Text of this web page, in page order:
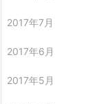
2017年7月
2017年6月
2017年5月